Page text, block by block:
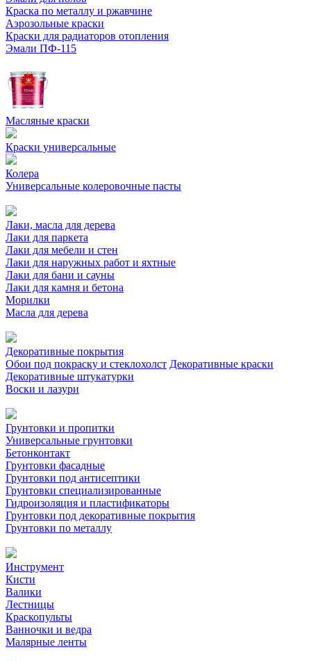
Краска по металлу и ржавчине
Аэрозольные краски
Краски для радиаторов отопления
Эмали ПФ-115
Масляные краски
Краски универсальные
Колера
Универсальные колеровочные пасты
Лаки, масла для дерева
Лаки для паркета
Лаки для мебели и стен
Лаки для наружных работ и яхтные
Лаки для бани и сауны
Лаки для камня и бетона
Морилки
Масла для дерева
Декоративные покрытия
Обои под покраску и стеклохолст Декоративные краски
Декоративные штукатурки
Воски и лазури
Грунтовки и пропитки
Универсальные грунтовки
Бетонконтакт
Грунтовки фасадные
Грунтовки под антисептики
Грунтовки специализированные
Гидроизоляция и пластификаторы
Грунтовки под декоративные покрытия
Грунтовки по металлу
Инструмент
Кисти
Валики
Лестницы
Краскопульты
Ванночки и ведра
Малярные ленты